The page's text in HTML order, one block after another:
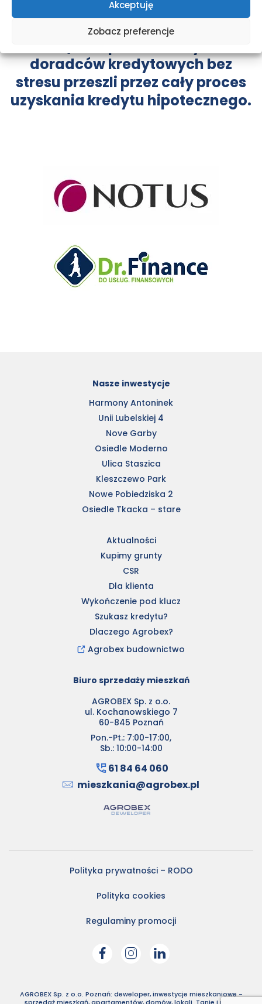
Akceptuję
Zobacz preferencje
Wielu klientów było dokładnie w
tym samym miejscu co Ty dziś.
doradców kredytowych bez
stresu przeszli przez cały proces
uzyskania kredytu hipotecznego.
Nasze inwestycje
Harmony Antoninek
Unii Lubelskiej 4
Nove Garby
Osiedle Moderno
Ulica Staszica
Kleszczewo Park
Nowe Pobiedziska 2
Osiedle Tkacka – stare
Aktualności
Kupimy grunty
CSR
Dla klienta
Wykończenie pod klucz
Szukasz kredytu?
Dlaczego Agrobex?
Agrobex budownictwo
Biuro sprzedaży mieszkań
AGROBEX Sp. z o.o.
ul. Kochanowskiego 7
60-845 Poznań
Pon.-Pt.: 7:00-17:00,
Sb.: 10:00-14:00
61 84 64 060
mieszkania@agrobex.pl
Polityka prywatności – RODO
Polityka cookies
Regulaminy promocji
AGROBEX Sp. z o.o. Poznań: deweloper, inwestycje mieszkaniowe -